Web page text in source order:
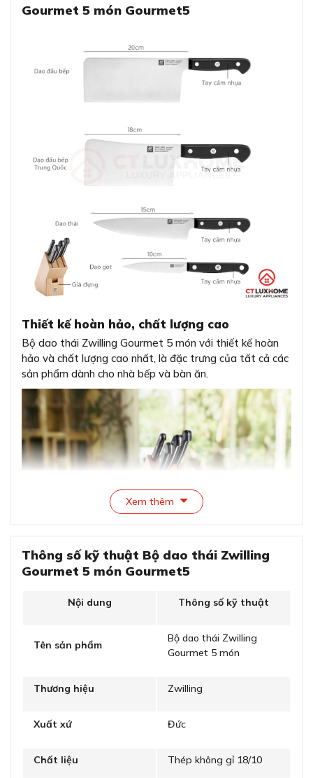
Gourmet 5 món Gourmet5
Thiết kế hoàn hảo, chất lượng cao
Bộ dao thái Zwilling Gourmet 5 món với thiết kế hoàn
hảo và chất lượng cao nhất, là đặc trưng của tất cả các
sản phẩm dành cho nhà bếp và bàn ăn.
Bộ dao thái Zwilling Gourmet 5 món với thiết kế hoàn
Lưỡi dao được làm bằng thép nóng chảy đặc biệt nên
Xem thêm
Thông số kỹ thuật Bộ dao thái Zwilling
Gourmet 5 món Gourmet5
Nội dung Thông số kỹ thuật
Tên sản phẩm
Bộ dao thái Zwilling
Gourmet 5 món
Thương hiệu Zwilling
Xuất xứ Đức
Chất liệu Thép không gỉ 18/10